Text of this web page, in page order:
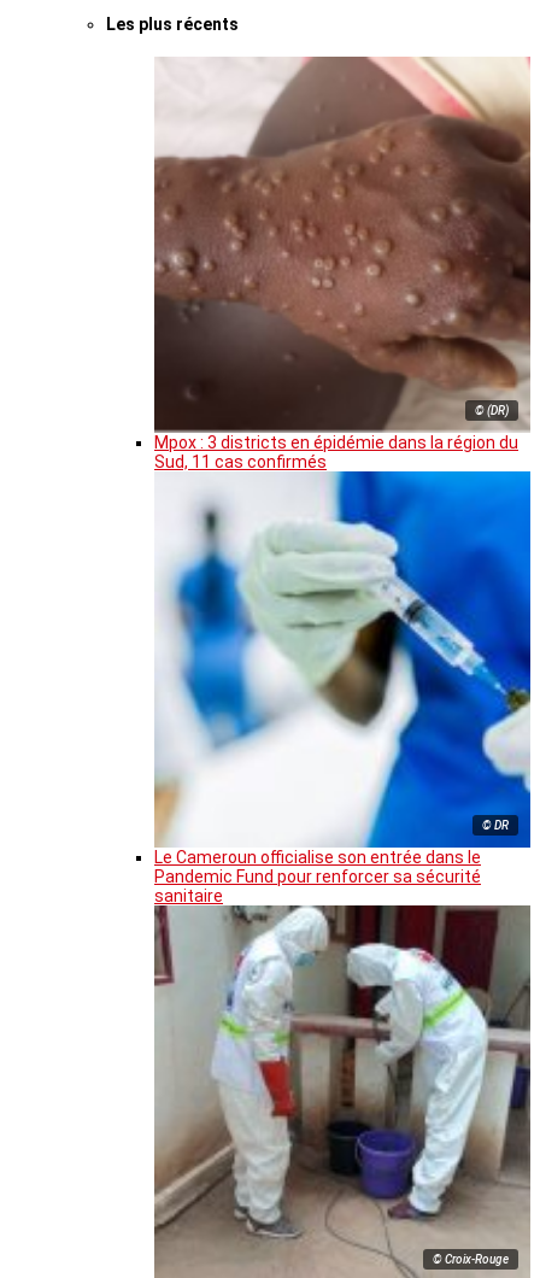
Les plus récents
© (DR)
Mpox : 3 districts en épidémie dans la région du
Sud, 11 cas confirmés
© DR
Le Cameroun officialise son entrée dans le
Pandemic Fund pour renforcer sa sécurité
sanitaire
© Croix-Rouge